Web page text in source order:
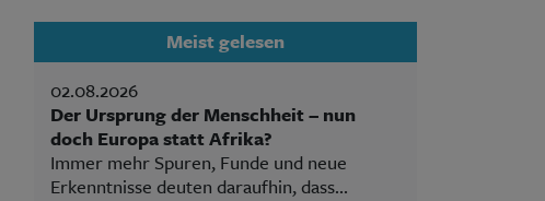
Meist gelesen
02.08.2026
Der Ursprung der Menschheit – nun
doch Europa statt Afrika?
Immer mehr Spuren, Funde und neue
Erkenntnisse deuten daraufhin, dass...